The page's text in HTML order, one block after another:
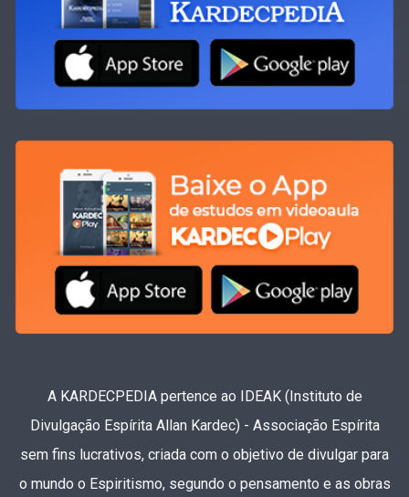
A KARDECPEDIA pertence ao IDEAK (Instituto de
Divulgação Espírita Allan Kardec) - Associação Espírita
sem fins lucrativos, criada com o objetivo de divulgar para
o mundo o Espiritismo, segundo o pensamento e as obras